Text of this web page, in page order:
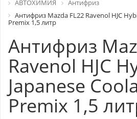
АВТОХИМИЯ
Антифриз
Антифриз Mazda FL22 Ravenol HJC
Premix 1,5 литр
Антифриз
Ravenol HJC
Japanese
Premix 1,5